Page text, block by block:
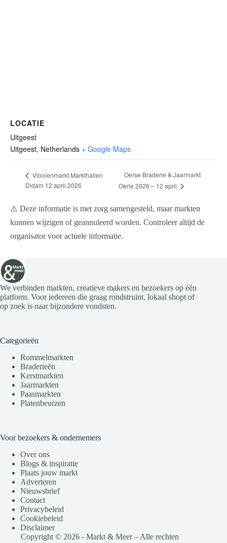
LOCATIE
Uitgeest
Uitgeest, Netherlands + Google Maps
Vlooienmarkt Markthallen
Didam 12 april 2026
Oerse Braderie & Jaarmarkt
Oerle 2026 – 12 april
⚠️ Deze informatie is met zorg samengesteld, maar markten
kunnen wijzigen of geannuleerd worden. Controleer altijd de
organisator voor actuele informatie.
We verbinden markten, creatieve makers en bezoekers op één
platform. Voor iedereen die graag rondstruint, lokaal shopt of
op zoek is naar bijzondere vondsten.
Categorieën
Rommelmarkten
Braderieën
Kerstmarkten
Jaarmarkten
Paasmarkten
Platenbeurzen
Voor bezoekers & ondernemers
Over ons
Blogs & inspiratie
Plaats jouw markt
Adverteren
Nieuwsbrief
Contact
Privacybeleid
Cookiebeleid
Disclaimer
Copyright © 2026 - Markt & Meer – Alle rechten